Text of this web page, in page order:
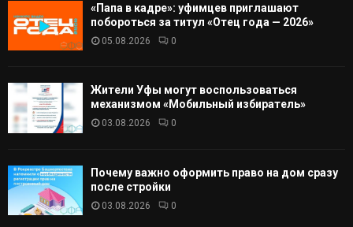
«Папа в кадре»: уфимцев приглашают
побороться за титул «Отец года — 2026»
05.08.2026 0
Жители Уфы могут воспользоваться
механизмом «Мобильный избиратель»
03.08.2026 0
Почему важно оформить право на дом сразу
после стройки
03.08.2026 0